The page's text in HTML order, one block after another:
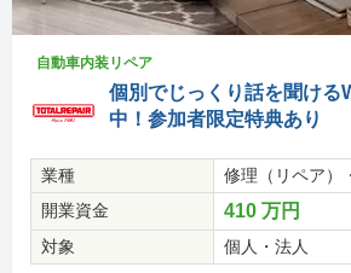
自動車内装リペア
個別でじっくり話を聞ける
中！参加者限定特典あり
業種
修理（リペア）
開業資金
410 万円
対象 個人・法人